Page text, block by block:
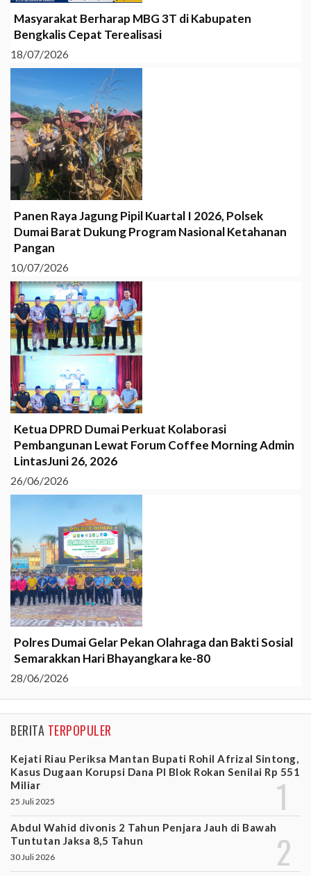
Masyarakat Berharap MBG 3T di Kabupaten
Bengkalis Cepat Terealisasi
18/07/2026
Panen Raya Jagung Pipil Kuartal I 2026, Polsek
Dumai Barat Dukung Program Nasional Ketahanan
Pangan
10/07/2026
Ketua DPRD Dumai Perkuat Kolaborasi
Pembangunan Lewat Forum Coffee Morning Admin
LintasJuni 26, 2026
26/06/2026
Polres Dumai Gelar Pekan Olahraga dan Bakti Sosial
Semarakkan Hari Bhayangkara ke-80
28/06/2026
BERITA TERPOPULER
Kejati Riau Periksa Mantan Bupati Rohil Afrizal Sintong,
Kasus Dugaan Korupsi Dana PI Blok Rokan Senilai Rp 551
Miliar
25 Juli 2025
Abdul Wahid divonis 2 Tahun Penjara Jauh di Bawah
Tuntutan Jaksa 8,5 Tahun
30 Juli 2026